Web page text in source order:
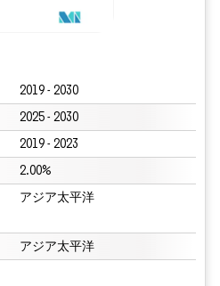
2019 - 2030
2025 - 2030
2019 - 2023
2.00%
アジア太平洋
アジア太平洋